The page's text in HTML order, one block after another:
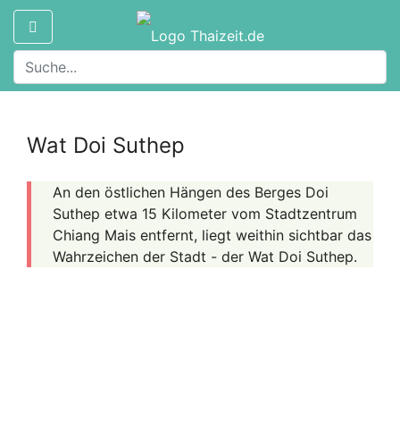
Wat Doi Suthep
An den östlichen Hängen des Berges Doi
Suthep etwa 15 Kilometer vom Stadtzentrum
Chiang Mais entfernt, liegt weithin sichtbar das
Wahrzeichen der Stadt - der Wat Doi Suthep.